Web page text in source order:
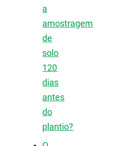
a
amostragem
de
solo
120
dias
antes
do
plantio?